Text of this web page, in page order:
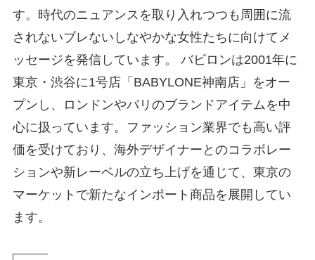
す。時代のニュアンスを取り入れつつも周囲に流
されないブレないしなやかな女性たちに向けてメ
ッセージを発信しています。 バビロンは2001年に
東京・渋谷に1号店「BABYLONE神南店」をオー
プンし、ロンドンやパリのブランドアイテムを中
心に扱っています。ファッション業界でも高い評
価を受けており、海外デザイナーとのコラボレー
ションや新レーベルの立ち上げを通じて、東京の
マーケットで新たなインポート商品を展開してい
ます。